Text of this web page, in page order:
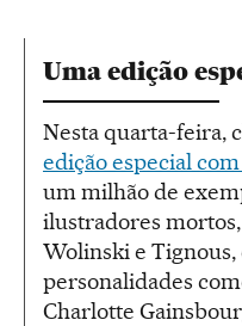
Uma edição
Nesta quarta-feira,
edição especial
um milhão de
ilustradores
Wolinski e Tignous,
personalidades
Charlotte